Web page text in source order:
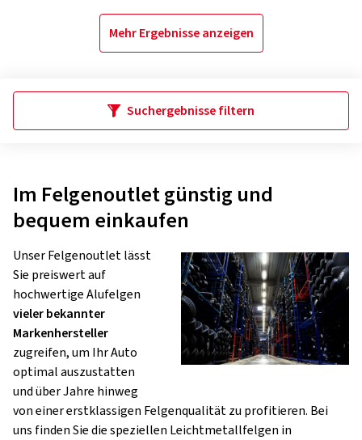
Mehr Ergebnisse anzeigen
Suchergebnisse filtern
Im Felgenoutlet günstig und
bequem einkaufen
Unser Felgenoutlet lässt
Sie preiswert auf
hochwertige Alufelgen
vieler bekannter
Markenhersteller
zugreifen, um Ihr Auto
optimal auszustatten
und über Jahre hinweg
von einer erstklassigen Felgenqualität zu profitieren. Bei
uns finden Sie die speziellen Leichtmetallfelgen in